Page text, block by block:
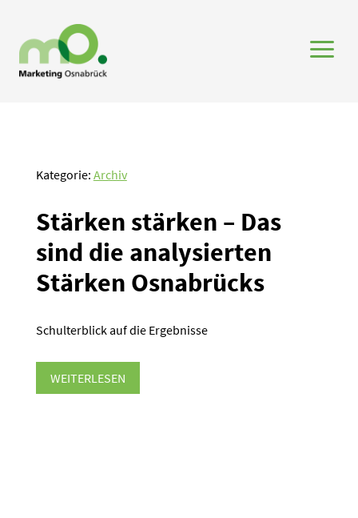
a
Kategorie: Archiv
Stärken stärken – Das
sind die analy­sierten
Stärken Osnabrücks
Schulterblick auf die Ergebnisse
WEITERLESEN